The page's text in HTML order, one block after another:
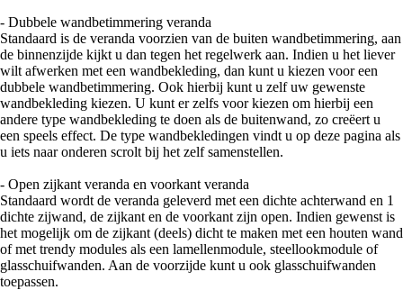
- Dubbele wandbetimmering veranda
Standaard is de veranda voorzien van de buiten wandbetimmering, aan
de binnenzijde kijkt u dan tegen het regelwerk aan. Indien u het liever
wilt afwerken met een wandbekleding, dan kunt u kiezen voor een
dubbele wandbetimmering. Ook hierbij kunt u zelf uw gewenste
wandbekleding kiezen. U kunt er zelfs voor kiezen om hierbij een
andere type wandbekleding te doen als de buitenwand, zo creëert u
een speels effect. De type wandbekledingen vindt u op deze pagina als
u iets naar onderen scrolt bij het zelf samenstellen.
- Open zijkant veranda en voorkant veranda
Standaard wordt de veranda geleverd met een dichte achterwand en 1
dichte zijwand, de zijkant en de voorkant zijn open. Indien gewenst is
het mogelijk om de zijkant (deels) dicht te maken met een houten wand
of met trendy modules als een lamellenmodule, steellookmodule of
glasschuifwanden. Aan de voorzijde kunt u ook glasschuifwanden
toepassen.